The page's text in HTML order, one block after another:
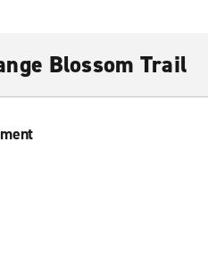
Blossom Trail